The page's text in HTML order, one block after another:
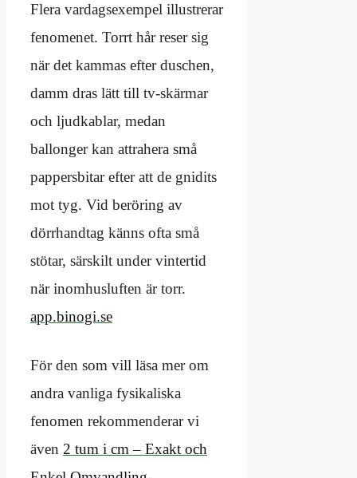
Flera vardagsexempel illustrerar
fenomenet. Torrt hår reser sig
när det kammas efter duschen,
damm dras lätt till tv-skärmar
och ljudkablar, medan
ballonger kan attrahera små
pappersbitar efter att de gnidits
mot tyg. Vid beröring av
dörrhandtag känns ofta små
stötar, särskilt under vintertid
när inomhusluften är torr.
app.binogi.se
För den som vill läsa mer om
andra vanliga fysikaliska
fenomen rekommenderar vi
även 2 tum i cm – Exakt och